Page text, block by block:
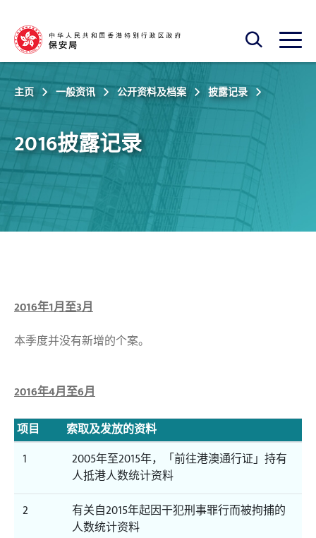
开启搜寻框
开启
主页 一般资讯 公开资料及档案 披露记录
2016披露记录
2016年1月至3月
本季度并没有新增的个案。
2016年4月至6月
项目
索取及发放的资料
1
2005年至2015年，「前往港澳通行证」持有
人抵港人数统计资料
2
有关自2015年起因干犯刑事罪行而被拘捕的
人数统计资料